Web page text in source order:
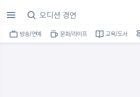
방송/연예 문화/라이프 교육/도서